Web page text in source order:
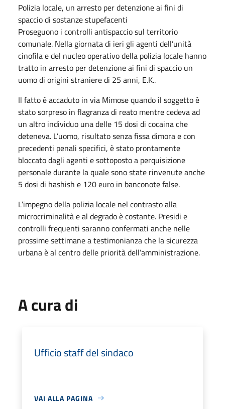
Polizia locale, un arresto per detenzione ai fini di
spaccio di sostanze stupefacenti
Proseguono i controlli antispaccio sul territorio
comunale. Nella giornata di ieri gli agenti dell’unità
cinofila e del nucleo operativo della polizia locale hanno
tratto in arresto per detenzione ai fini di spaccio un
uomo di origini straniere di 25 anni, E.K..
Il fatto è accaduto in via Mimose quando il soggetto è
stato sorpreso in flagranza di reato mentre cedeva ad
un altro individuo una delle 15 dosi di cocaina che
deteneva. L’uomo, risultato senza fissa dimora e con
precedenti penali specifici, è stato prontamente
bloccato dagli agenti e sottoposto a perquisizione
personale durante la quale sono state rinvenute anche
5 dosi di hashish e 120 euro in banconote false.
L’impegno della polizia locale nel contrasto alla
microcriminalità e al degrado è costante. Presidi e
controlli frequenti saranno confermati anche nelle
prossime settimane a testimonianza che la sicurezza
urbana è al centro delle priorità dell’amministrazione.
A cura di
Ufficio staff del sindaco
VAI ALLA PAGINA